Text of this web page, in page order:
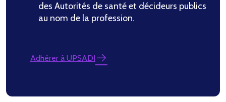
des Autorités de santé et décideurs publics
au nom de la profession.
Adhérer à UPSADI